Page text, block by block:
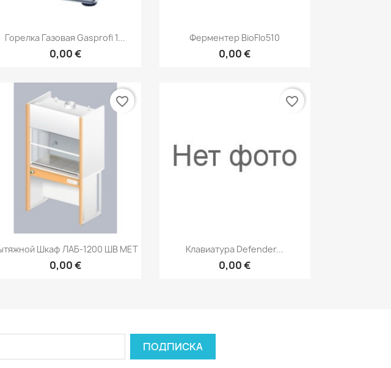
Быстрый просмотр
Горелка Газовая Gasprofi 1...
0,00 €
Быстрый просмотр
Ферментер BioFlo510
0,00 €
Быстрый просмотр
Шкаф ЛАБ-1200 ШВ МЕТ
0,00 €
favorite_border
Быстрый просмотр
Клавиатура Defender...
0,00 €
favorite_border